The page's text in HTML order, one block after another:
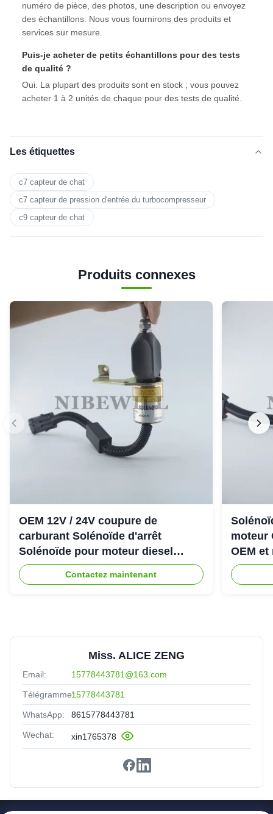
numéro de pièce, des photos, une description ou envoyez
des échantillons. Nous vous fournirons des produits et
services sur mesure.
Puis-je acheter de petits échantillons pour des tests
de qualité ?
Oui. La plupart des produits sont en stock ; vous pouvez
acheter 1 à 2 unités de chaque pour des tests de qualité.
Les étiquettes
c7 capteur de chat
c7 capteur de pression d'entrée du turbocompresseur
c9 capteur de chat
Produits connexes
OEM 12V / 24V coupure de
carburant Solénoïde d'arrêt
Solénoïde pour moteur diesel
Cummins 6CT
Contactez maintenant
moteur
OEM
Miss. ALICE ZENG
Email: 15778443781@163.com
Télégramme:15778443781
WhatsApp: 8615778443781
Wechat: xin1765378